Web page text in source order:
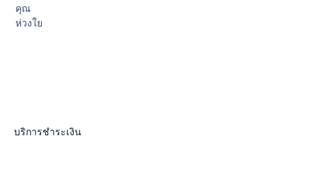
คุณ
ห่วงใย
บริการชำระเงิน